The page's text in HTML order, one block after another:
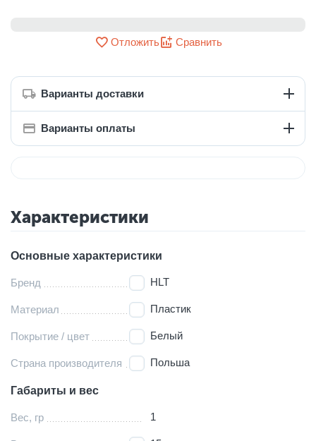
Отложить Сравнить
Варианты доставки
Варианты оплаты
Характеристики
Основные характеристики
Бренд HLT
Материал Пластик
Покрытие / цвет Белый
Страна производителя Польша
Габариты и вес
Вес, гр 1